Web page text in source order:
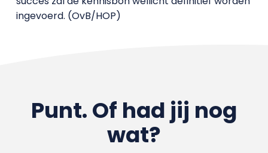
ingevoerd. (OvB/HOP)
Punt. Of had jij nog
wat?